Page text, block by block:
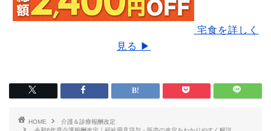
宅食を詳しく
見る ▶
HOME
介護＆診療報酬改定